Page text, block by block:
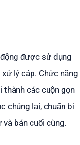
được sử dụng
lý cáp. Chức năng
thành các cuộn gọn
chúng lại, chuẩn bị
bán cuối cùng.